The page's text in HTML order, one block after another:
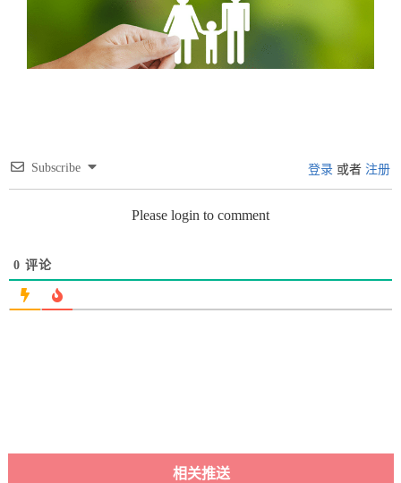
Subscribe 登录 或者 注册
Please login to comment
0 评论
相关推送